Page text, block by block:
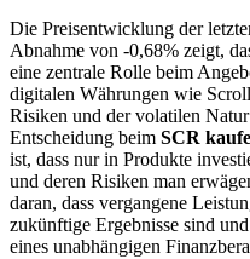
Die Preisentwicklung der
Abnahme von -0,68% zeigt,
eine zentrale Rolle beim
digitalen Währungen wie
Risiken und der volatilen
Entscheidung beim SCR
ist, dass nur in Produkte
und deren Risiken man
daran, dass vergangene
zukünftige Ergebnisse sind
eines unabhängigen